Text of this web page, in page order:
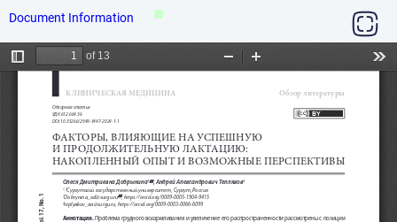
Document Information